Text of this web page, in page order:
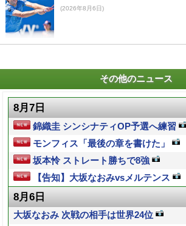
(2026年8月6日)
その他のニュース
8月7日
錦織圭 シンシナティOP予選へ練習
モンフィス「最後の章を書けた」
坂本怜 ストレート勝ちで8強
【告知】大坂なおみvsメルテンス
8月6日
大坂なおみ 次戦の相手は世界24位